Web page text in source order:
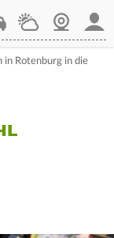
WetterWebcam
in Rotenburg in die